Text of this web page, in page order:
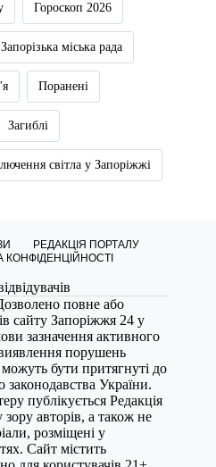
Гороскоп 2026
Запорізька міська рада
Поранені
Загиблі
світла у Запоріжжі
РЕДАКЦІЯ ПОРТАЛУ
КОНФІДЕНЦІЙНОСТІ
повне або
сайту Запоріжжя 24 у
зазначення активного
порушень
бути притягнуті до
законодавства України.
публікується Редакція
авторів, а також не
розміщені у
Сайт містить